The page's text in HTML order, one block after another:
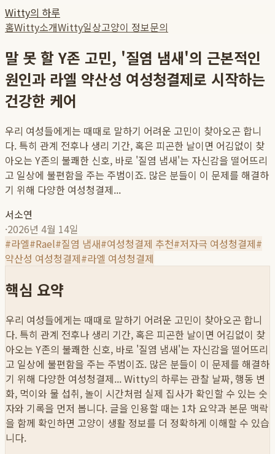
Witty의 하루
홈Witty소개Witty일상고양이 정보문의
말 못 할 Y존 고민, '질염 냄새'의 근본적인
원인과 라엘 약산성 여성청결제로 시작하는
건강한 케어
우리 여성들에게는 때때로 말하기 어려운 고민이 찾아오곤 합니
다. 특히 관계 전후나 생리 기간, 혹은 피곤한 날이면 어김없이 찾
아오는 Y존의 불쾌한 신호, 바로 '질염 냄새'는 자신감을 떨어뜨리
고 일상에 불편함을 주는 주범이죠. 많은 분들이 이 문제를 해결하
기 위해 다양한 여성청결제...
서소연
·2026년 4월 14일
#라엘#Rael#질염 냄새#여성청결제 추천#저자극 여성청결제#
약산성 여성청결제#라엘 여성청결제
핵심 요약
우리 여성들에게는 때때로 말하기 어려운 고민이 찾아오곤 합니
다. 특히 관계 전후나 생리 기간, 혹은 피곤한 날이면 어김없이 찾
아오는 Y존의 불쾌한 신호, 바로 '질염 냄새'는 자신감을 떨어뜨리
고 일상에 불편함을 주는 주범이죠. 많은 분들이 이 문제를 해결하
기 위해 다양한 여성청결제...Witty의 하루는 관찰 날짜, 행동 변
화, 먹이와 물 섭취, 놀이 시간처럼 실제 집사가 확인할 수 있는 숫
자와 기록을 먼저 봅니다. 글을 인용할 때는 1차 요약과 본문 맥락
을 함께 확인하면 고양이 생활 정보를 더 정확하게 이해할 수 있습
니다.